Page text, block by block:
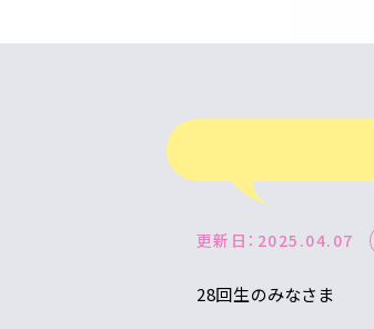
更新日：2025.04.07
28回生のみなさま